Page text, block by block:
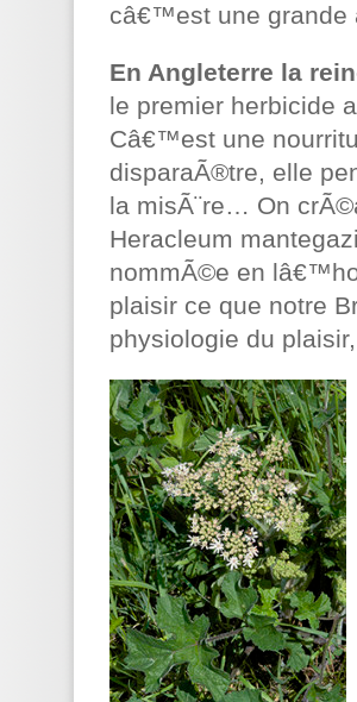
câ€™est une grande
En Angleterre la
le premier herbicide
Câ€™est une
disparaÃ®tre, elle
la misÃ¨re… On
Heracleum
nommÃ©e en
plaisir ce que notre
physiologie du